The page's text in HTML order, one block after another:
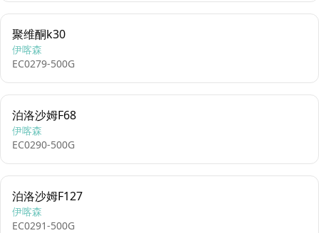
聚维酮k30
伊喀森
EC0279-500G
泊洛沙姆F68
伊喀森
EC0290-500G
泊洛沙姆F127
伊喀森
EC0291-500G